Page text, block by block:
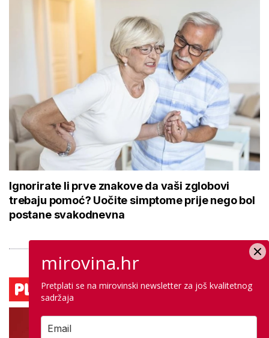
Ignorirate li prve znakove da vaši zglobovi
trebaju pomoć? Uočite simptome prije nego bol
postane svakodnevna
mirovina.hr
Pretplati se na mirovinski newsletter za još kvalitetnog
sadržaja